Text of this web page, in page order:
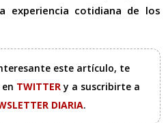
experiencia cotidiana de los
este artículo, te
TWITTERy a suscribirte a
DIARIA.